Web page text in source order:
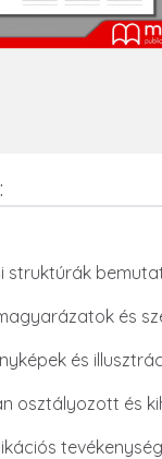
struktúrák
és
és
osztályozott és